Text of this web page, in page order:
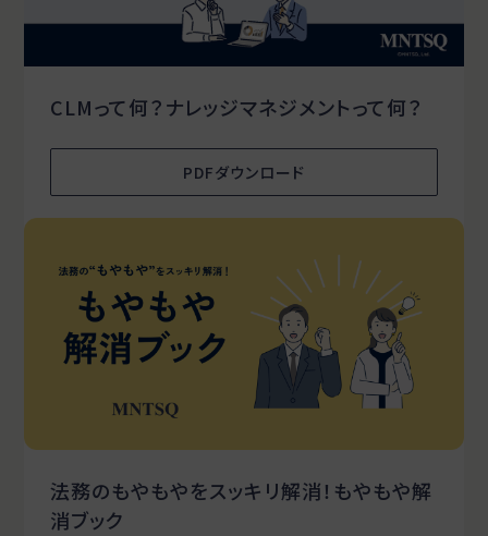
CLMって何？ナレッジマネジメントって何？
PDFダウンロード
法務のもやもやをスッキリ解消！もやもや解
消ブック